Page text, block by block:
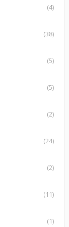
(4)
(38)
(5)
(5)
(2)
(24)
(2)
(11)
(1)